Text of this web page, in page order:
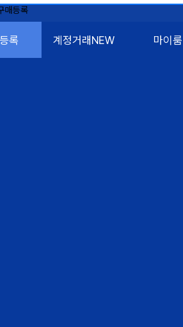
매등록
록 계정거래NEW 마이룸